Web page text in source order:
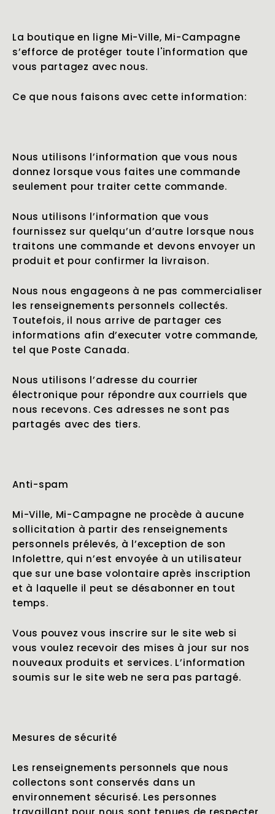
La boutique en ligne Mi-Ville, Mi-Campagne
s’efforce de protéger toute l'information que
vous partagez avec nous.
Ce que nous faisons avec cette information:
Nous utilisons l’information que vous nous
donnez lorsque vous faites une commande
seulement pour traiter cette commande.
Nous utilisons l’information que vous
fournissez sur quelqu’un d’autre lorsque nous
traitons une commande et devons envoyer un
produit et pour confirmer la livraison.
Nous nous engageons à ne pas commercialiser
les renseignements personnels collectés.
Toutefois, il nous arrive de partager ces
informations afin d’executer votre commande,
tel que Poste Canada.
Nous utilisons l’adresse du courrier
électronique pour répondre aux courriels que
nous recevons. Ces adresses ne sont pas
partagés avec des tiers.
Anti-spam
Mi-Ville, Mi-Campagne ne procède à aucune
sollicitation à partir des renseignements
personnels prélevés, à l’exception de son
Infolettre, qui n’est envoyée à un utilisateur
que sur une base volontaire après inscription
et à laquelle il peut se désabonner en tout
temps.
Vous pouvez vous inscrire sur le site web si
vous voulez recevoir des mises à jour sur nos
nouveaux produits et services. L’information
soumis sur le site web ne sera pas partagé.
Mesures de sécurité
Les renseignements personnels que nous
collectons sont conservés dans un
environnement sécurisé. Les personnes